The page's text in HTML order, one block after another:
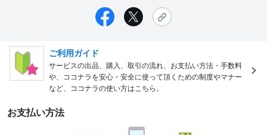
ご利用ガイド
サービスの出品、購入、取引の流れ、お支払い方法・手数料
や、ココナラを安心・安全に使って頂くための制度やマナー
など、ココナラの使い方はこちら。
お支払い方法